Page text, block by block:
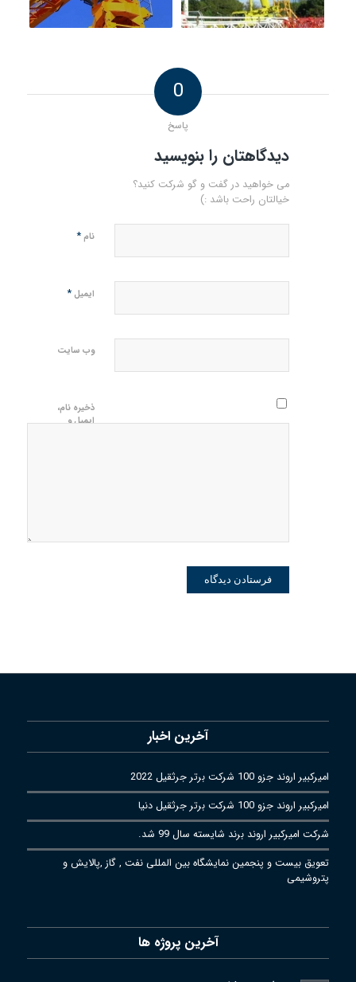
0
پاسخ
دیدگاهتان را بنویسید
می خواهید در گفت و گو شرکت کنید؟
خیالتان راحت باشد :)
نام *
ایمیل *
وب‌ سایت
ذخیره نام،
ایمیل و
آخرین اخبار
امیرکبیر اروند جزو 100 شرکت برتر جرثقیل 2022
امیرکبیر اروند جزو 100 شرکت برتر جرثقیل دنیا
شرکت امیرکبیر اروند برند شایسته سال 99 شد.
تعویق بیست و پنجمین نمایشگاه بین المللی نفت , گاز ,پالایش و
پتروشیمی
آخرین پروژه ها